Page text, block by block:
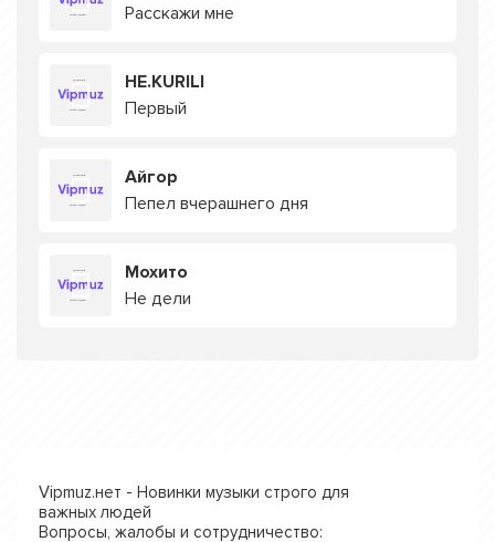
Расскажи мне
HE.KURILI
Первый
Айгор
Пепел вчерашнего дня
Мохито
Не дели
Vipmuz.нет - Новинки музыки строго для
важных людей
Вопросы, жалобы и сотрудничество: